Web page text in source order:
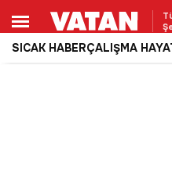
SICAK HABERÇALIŞMA